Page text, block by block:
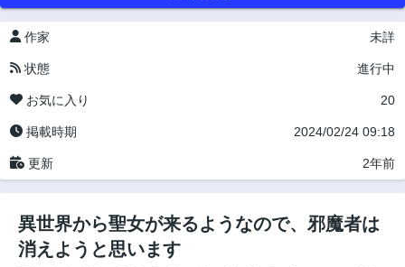
作家 未詳
状態 進行中
お気に入り 20
掲載時期 2024/02/24 09:18
更新 2年前
異世界から聖女が来るようなので、邪魔者は
消えようと思います